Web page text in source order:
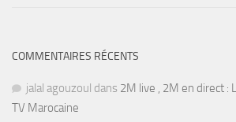
COMMENTAIRES RÉCENTS
jalal agouzoul dans 2M live , 2M en direct :
TV Marocaine